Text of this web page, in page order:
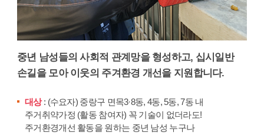
중년 남성들의 사회적 관계망을 형성하고, 십시일반
손길을 모아 이웃의 주겨환경 개선을 지원합니다.
대상: (수요자) 중랑구 면목3·8동, 4동, 5동, 7동 내
주거취약가정 (활동 참여자) 꼭 기술이 없더라도!
주거환경개선 활동을 원하는 중년 남성 누구나